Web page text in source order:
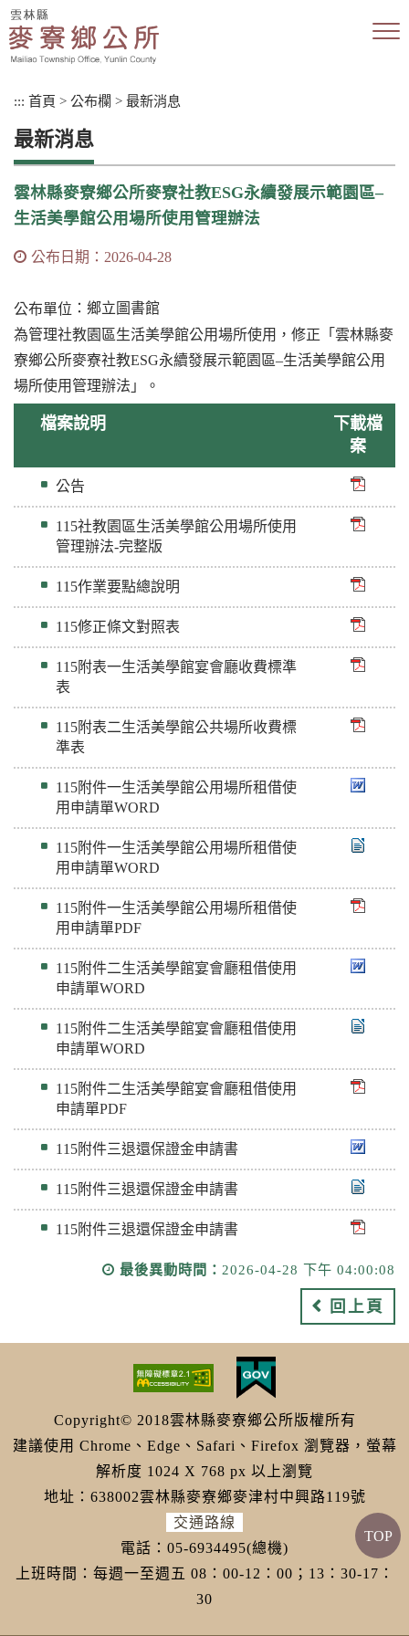
跳
到
主
::: 首頁 > 公布欄 > 最新消息
最新消息
雲林縣麥寮鄉公所麥寮社教ESG永續發展示範園區–
生活美學館公用場所使用管理辦法
公布日期：2026-04-28
公布單位 ：鄉立圖書館
為管理社教園區生活美學館公用場所使用，修正「雲林縣麥
寮鄉公所麥寮社教ESG永續發展示範園區–生活美學館公用
場所使用管理辦法」。
檔案說明
下載檔
案
公告
115社教園區生活美學館公用場所使用
管理辦法-完整版
115作業要點總說明
115修正條文對照表
115附表一生活美學館宴會廳收費標準
表
115附表二生活美學館公共場所收費標
準表
115附件一生活美學館公用場所租借使
用申請單WORD
115附件一生活美學館公用場所租借使
用申請單WORD
115附件一生活美學館公用場所租借使
用申請單PDF
115附件二生活美學館宴會廳租借使用
申請單WORD
115附件二生活美學館宴會廳租借使用
申請單WORD
115附件二生活美學館宴會廳租借使用
申請單PDF
115附件三退還保證金申請書
115附件三退還保證金申請書
115附件三退還保證金申請書
最後異動時間： 2026-04-28 下午 04:00:08
回上頁
Copyright© 2018雲林縣麥寮鄉公所版權所有
建議使用 Chrome、Edge、Safari、Firefox 瀏覽器，螢幕
解析度 1024 X 768 px 以上瀏覽
地址：638002雲林縣麥寮鄉麥津村中興路119號
交通路線
電話：05-6934495(總機)
上班時間：每週一至週五 08：00-12：00；13：30-17：
30
TOP